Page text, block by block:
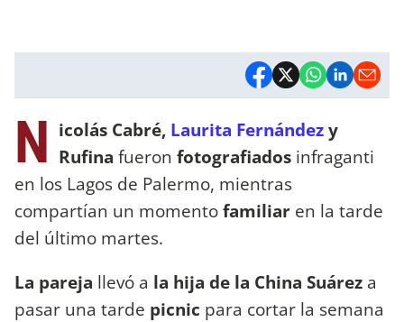
N icolás Cabré, Laurita Fernándezy
Rufina fueron fotografiados infraganti
en los Lagos de Palermo, mientras
compartían un momentofamiliar en la tarde
del último martes.
La pareja llevó a la hija de la China Suárez a
pasar una tarde picnic para cortar la semana